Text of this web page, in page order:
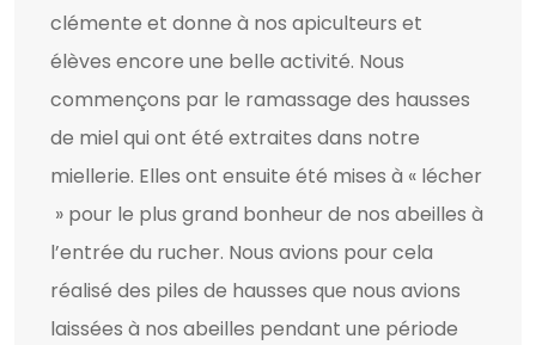
clémente et donne à nos apiculteurs et
élèves encore une belle activité. Nous
commençons par le ramassage des hausses
de miel qui ont été extraites dans notre
miellerie. Elles ont ensuite été mises à « lécher
» pour le plus grand bonheur de nos abeilles à
l’entrée du rucher. Nous avions pour cela
réalisé des piles de hausses que nous avions
laissées à nos abeilles pendant une période